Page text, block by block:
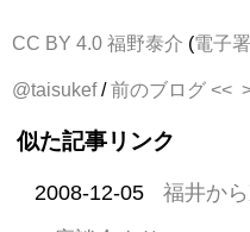
CC BY 4.0 福野泰介 (電子
@taisukef/前のブログ <<
似た記事リンク
2008-12-05
福井か